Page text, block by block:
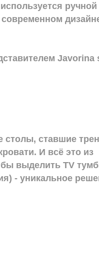
Javorina
столы, ставшие
И всё это из
бы выделить TV
- уникальное